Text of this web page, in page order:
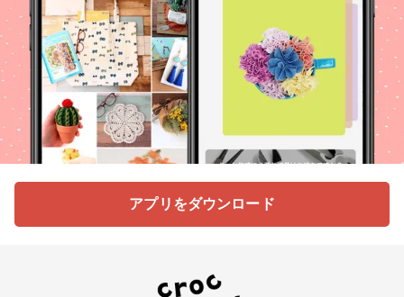
アプリをダウンロード